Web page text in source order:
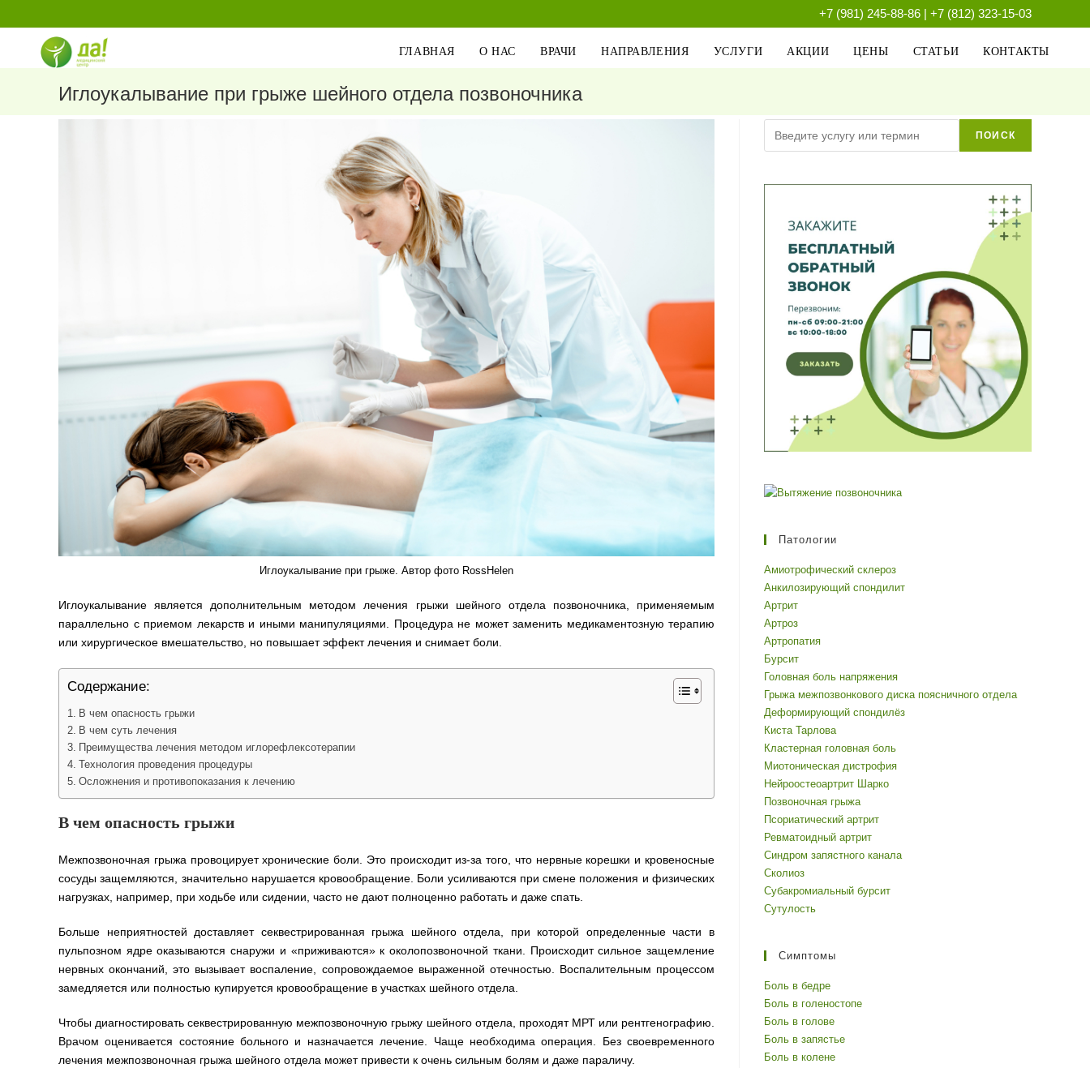
к
содержимому
+7 (981) 245-88-86 | +7 (812) 323-15-03
ГЛАВНАЯ О НАС ВРАЧИ НАПРАВЛЕНИЯ УСЛУГИ АКЦИИ ЦЕНЫ СТАТЬИ КОНТАКТЫ
Иглоукалывание при грыже шейного отдела позвоночника
Иглоукалывание при грыже. Автор фото RossHelen
Иглоукалывание является дополнительным методом лечения грыжи шейного отдела позвоночника, применяемым
параллельно с приемом лекарств и иными манипуляциями. Процедура не может заменить медикаментозную терапию
или хирургическое вмешательство, но повышает эффект лечения и снимает боли.
Содержание:
В чем опасность грыжи
В чем суть лечения
Преимущества лечения методом иглорефлексотерапии
Технология проведения процедуры
Осложнения и противопоказания к лечению
В чем опасность грыжи
Межпозвоночная грыжа провоцирует хронические боли. Это происходит из-за того, что нервные корешки и кровеносные
сосуды защемляются, значительно нарушается кровообращение. Боли усиливаются при смене положения и физических
нагрузках, например, при ходьбе или сидении, часто не дают полноценно работать и даже спать.
Больше неприятностей доставляет секвестрированная грыжа шейного отдела, при которой определенные части в
пульпозном ядре оказываются снаружи и «приживаются» к околопозвоночной ткани. Происходит сильное защемление
нервных окончаний, это вызывает воспаление, сопровождаемое выраженной отечностью. Воспалительным процессом
замедляется или полностью купируется кровообращение в участках шейного отдела.
Чтобы диагностировать секвестрированную межпозвоночную грыжу шейного отдела, проходят МРТ или рентгенографию.
Врачом оценивается состояние больного и назначается лечение. Чаще необходима операция. Без своевременного
лечения межпозвоночная грыжа шейного отдела может привести к очень сильным болям и даже параличу.
ПОИСК
Патологии
Амиотрофический склероз
Анкилозирующий спондилит
Артрит
Артроз
Артропатия
Бурсит
Головная боль напряжения
Грыжа межпозвонкового диска поясничного отдела
Деформирующий спондилёз
Киста Тарлова
Кластерная головная боль
Миотоническая дистрофия
Нейроостеоартрит Шарко
Позвоночная грыжа
Псориатический артрит
Ревматоидный артрит
Синдром запястного канала
Сколиоз
Субакромиальный бурсит
Сутулость
Симптомы
Боль в бедре
Боль в голеностопе
Боль в голове
Боль в запястье
Боль в колене